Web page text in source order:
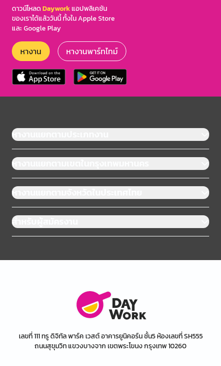
ดาวน์โหลดDayworkแอปพลิเคชัน
ของเราได้แล้ววันนี้ ทั้งใน Apple Store
และ Google Play
หางาน หางานพาร์ทไทม์
หางานแยกตามประเภทงาน
หางานแยกตามเขตในกรุงเทพมหานคร
หางานแยกตามจังหวัดในประเทศไทย
สำหรับผู้สมัครงาน
เลขที่ 111 ทรู ดิจิทัล พาร์ค เวสต์ อาคารยูนิคอร์น ชั้น5 ห้องเลขที่ SH555
ถนนสุขุมวิท แขวงบางจาก เขตพระโขนง กรุงเทพ 10260